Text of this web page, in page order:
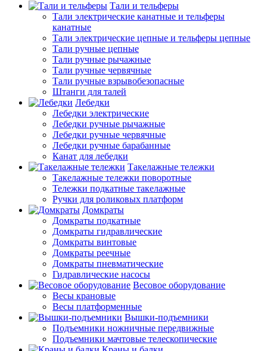
Тали и тельферы
Тали электрические канатные и тельферы
канатные
Тали электрические цепные и тельферы цепные
Тали ручные цепные
Тали ручные рычажные
Тали ручные червячные
Тали ручные взрывобезопасные
Штанги для талей
Лебедки
Лебедки электрические
Лебедки ручные рычажные
Лебедки ручные червячные
Лебедки ручные барабанные
Канат для лебедки
Такелажные тележки
Такелажные тележки поворотные
Тележки подкатные такелажные
Ручки для роликовых платформ
Домкраты
Домкраты подкатные
Домкраты гидравлические
Домкраты винтовые
Домкраты реечные
Домкраты пневматические
Гидравлические насосы
Весовое оборудование
Весы крановые
Весы платформенные
Вышки-подъемники
Подъемники ножничные передвижные
Подъемники мачтовые телескопические